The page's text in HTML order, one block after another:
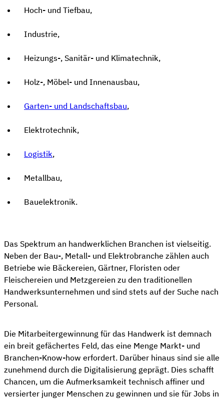
Hoch- und Tiefbau,
Industrie,
Heizungs-, Sanitär- und Klimatechnik,
Holz-, Möbel- und Innenausbau,
Garten- und Landschaftsbau,
Elektrotechnik,
Logistik,
Metallbau,
Bauelektronik.
Das Spektrum an handwerklichen Branchen ist vielseitig.
Neben der Bau-, Metall- und Elektrobranche zählen auch
Betriebe wie Bäckereien, Gärtner, Floristen oder
Fleischereien und Metzgereien zu den traditionellen
Handwerksunternehmen und sind stets auf der Suche nach
Personal.
Die Mitarbeitergewinnung für das Handwerk ist demnach
ein breit gefächertes Feld, das eine Menge Markt- und
Branchen-Know-how erfordert. Darüber hinaus sind sie alle
zunehmend durch die Digitalisierung geprägt. Dies schafft
Chancen, um die Aufmerksamkeit technisch affiner und
versierter junger Menschen zu gewinnen und sie für Jobs in